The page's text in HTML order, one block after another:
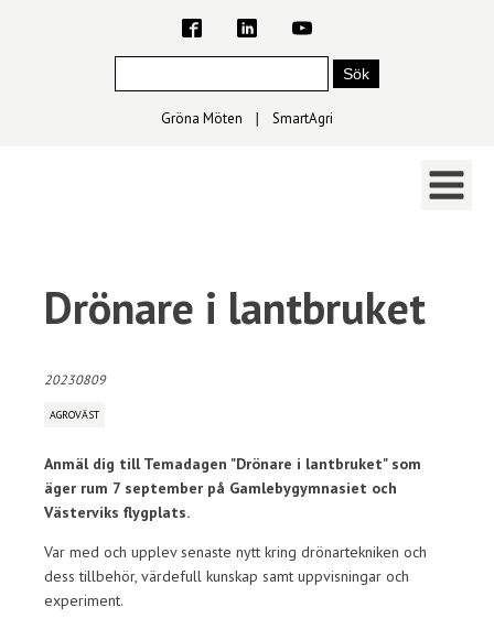
Gröna Möten ∣ SmartAgri
Drönare i lantbruket
20230809
AGROVÄST
Anmäl dig till Temadagen "Drönare i lantbruket" som
äger rum 7 september på Gamlebygymnasiet och
Västerviks flygplats.
Var med och upplev senaste nytt kring drönartekniken och
dess tillbehör, värdefull kunskap samt uppvisningar och
experiment.